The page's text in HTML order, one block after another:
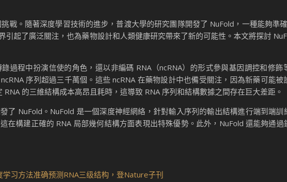
戰。隨著深度學習技術的進步，普渡大學的研究團隊開發了 NuFold，一種能夠準
引起了廣泛關注，也為藥物設計和人類健康研究帶來了新的可能性。本文將探討
過程中扮演信使的角色，還以非編碼 RNA（ncRNA）的形式參與基因調控和修飾
序列超過三千萬個。這些 ncRNA 在藥物設計中也備受關注，因為新藥可能被
的三維結構成本高昂且耗時，這導致 RNA 序列和結構數據之間存在巨大差距。
了 NuFold。NuFold 是一個深度神經網絡，針對輸入序列的輸出結構進行端到端訓
在構建正確的 RNA 局部幾何結構方面表現出特殊優勢。此外，NuFold 還能夠通過
习方法准确预测RNA三级结构，登Nature子刊